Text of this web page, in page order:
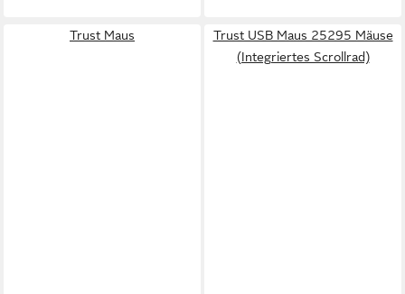
Trust Maus
Trust USB Maus 25295 Mäuse
(Integriertes Scrollrad)